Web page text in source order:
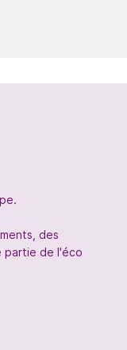
des
partie de l'éco